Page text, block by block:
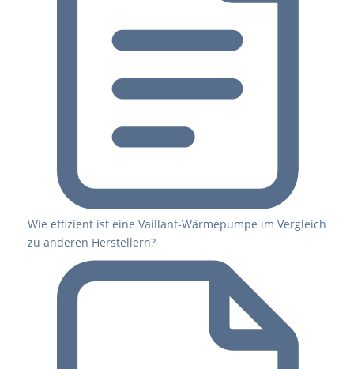
Wie effizient ist eine Vaillant-Wärmepumpe im Vergleich
zu anderen Herstellern?